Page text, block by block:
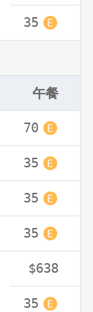
35
午餐
70
35
35
35
$638
35